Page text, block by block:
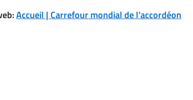
Accueil | Carrefour mondial de l’accordéon